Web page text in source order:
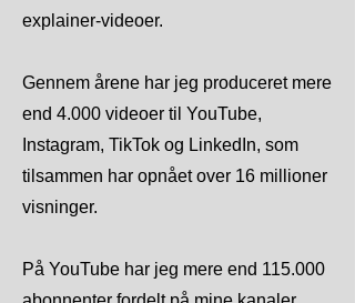
explainer-videoer.
Gennem årene har jeg produceret mere
end 4.000 videoer til YouTube,
Instagram, TikTok og LinkedIn, som
tilsammen har opnået over 16 millioner
visninger.
På YouTube har jeg mere end 115.000